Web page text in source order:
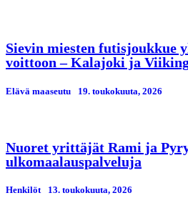
Sievin miesten futisjoukkue
voittoon – Kalajoki ja
Elävä maaseutu 19. toukokuuta, 2026
Nuoret yrittäjät Rami ja
ulkomaalauspalveluja
Henkilöt 13. toukokuuta, 2026